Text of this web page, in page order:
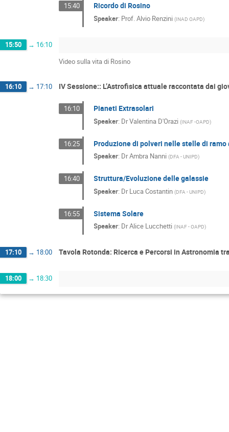
15:40 Ricordo di Rosino
Speaker: Prof.Alvio Renzini (INAD OAPD)
15:50 → 16:10
Video sulla vita di Rosino
16:10 → 17:10 IV Sessione:: L’Astrofisica attuale raccontata dai
16:10 Pianeti Extrasolari
Speaker: DrValentina D'Orazi (INAF -OAPD)
16:25 Produzione di polveri nelle stelle di
Speaker: DrAmbra Nanni (DFA - UNIPD)
16:40 Struttura/Evoluzione delle galassie
Speaker: DrLuca Costantin (DFA - UNIPD)
16:55 Sistema Solare
Speaker: DrAlice Lucchetti (INAF - OAPD)
17:10 → 18:00 Tavola Rotonda: Ricerca e Percorsi in Astronomia
18:00 → 18:30